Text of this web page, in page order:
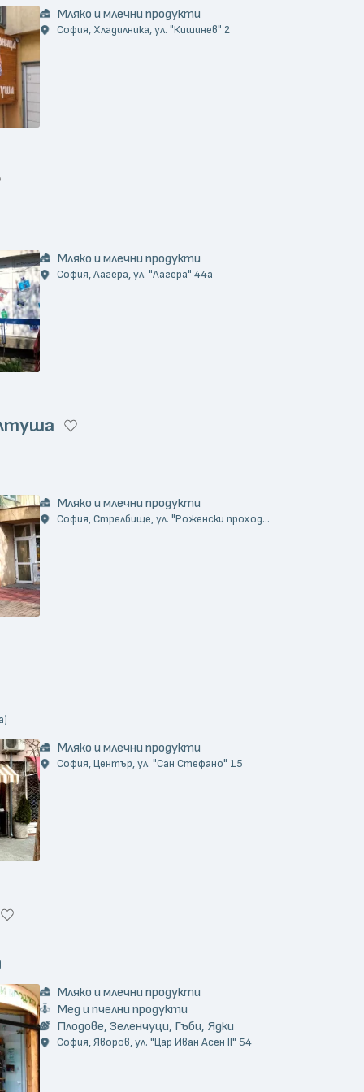
Мляко и млечни продукти
София, Хладилника, ул. "Кишинев" 2
Мляко и млечни продукти
София, Лагера, ул. "Лагера" 44а
Мляко и млечни продукти
София, Стрелбище, ул. "Роженски проход...
Мляко и млечни продукти
София, Център, ул. "Сан Стефано" 15
Мляко и млечни продукти
Мед и пчелни продукти
Плодове, Зеленчуци, Гъби, Ядки
София, Яворов, ул. "Цар Иван Асен II" 54